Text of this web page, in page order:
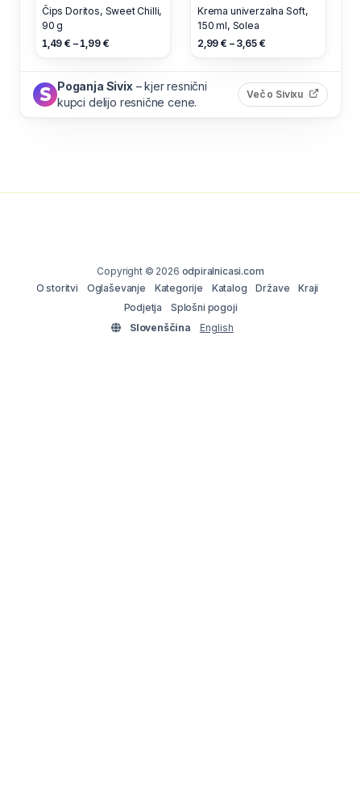
Čips Doritos, Sweet Chilli,
90 g
1,49 € – 1,99 €
Krema univerzalna Soft,
150 ml, Solea
2,99 € – 3,65 €
Poganja Sivix – kjer resnični
kupci delijo resnične cene.
Več o Sivixu (odpre
Copyright © 2026 odpiralnicasi.com
O storitvi
Oglaševanje Kategorije Katalog Države
Kraji
Podjetja
Splošni pogoji
Slovenščina
English